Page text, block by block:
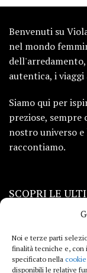
Noi e terze parti
finalità tecniche e, con
specificato nella
disponibili le relative
Benvenuti su
nel mondo
autentica, i
Siamo qui per
preziose,
nostro universo
raccontiamo.
SCOPRI LE
Viaggi
Beauty e